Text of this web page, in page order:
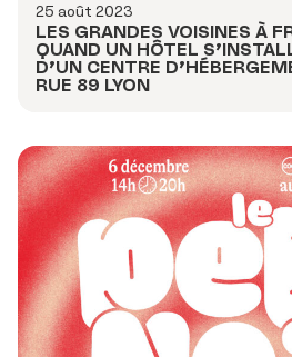
25 août 2023
LES GRANDES VOISINES À
QUAND UN HÔTEL
D’UN CENTRE
RUE 89 LYON